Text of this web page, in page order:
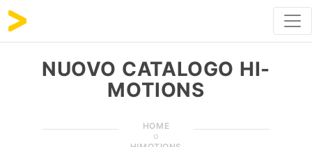
NUOVO CATALOGO HI-
MOTIONS
HOME